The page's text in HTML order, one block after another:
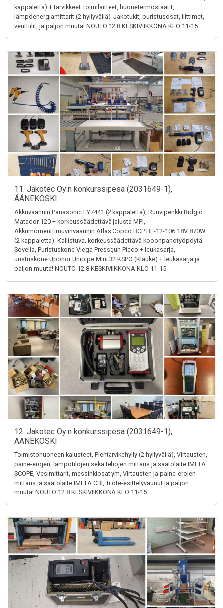
kappaletta) + tarvikkeet Toimilaitteet, huonetermostaatit,
lämpöenergiamittarit (2 hyllyväliä), Jakotukit, puristusosat, liittimet,
venttiilit, ja paljon muuta! NOUTO 12.8 KESKIVIIKKONA KLO 11-15
11. Jakotec Oy:n konkurssipesä (2031649-1),
ÄÄNEKOSKI
Akkuväännin Panasonic EY7441 (2 kappaletta), Ruuvipenkki Ridgid
Matador 120 + korkeussäädettävä jalusta MPI,
Akkumomenttiruuvinväännin Atlas Copco BCP BL-12-106 18V 870W
(2 kappaletta), Kallistuva, korkeussäädettävä kooonpanotyöpöytä
Sovella, Puristuskone Viega Pressgun Picco + leukasarja,
uristuskone Uponor Unipipe Mini 32 KSPO (Klauke) + leukasarja ja
paljon muuta! NOUTO 12.8 KESKIVIIKKONA KLO 11-15
12. Jakotec Oy:n konkurssipesä (2031649-1),
ÄÄNEKOSKI
Toimistohuoneen kalusteet, Pientarvikehylly (2 hyllyväliä), Virtausten,
paine-erojen, lämpötilojen sekä tehojen mittaus ja säätölaite IMI TA
SCOPE, Vesimittarit, messinkiosat ym, Virtausten ja paine-erojen
mittaus ja säätölaite IMI TA CBI, Tuote-esittelyvaunut ja paljon
muuta! NOUTO 12.8 KESKIVIIKKONA KLO 11-15